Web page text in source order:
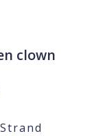
clown